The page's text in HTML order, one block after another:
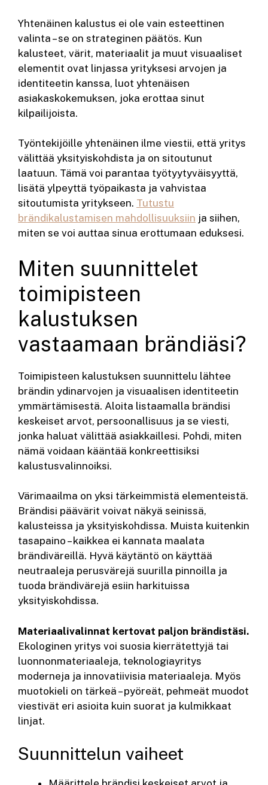
Yhtenäinen kalustus ei ole vain esteettinen
valinta – se on strateginen päätös. Kun
kalusteet, värit, materiaalit ja muut visuaaliset
elementit ovat linjassa yrityksesi arvojen ja
identiteetin kanssa, luot yhtenäisen
asiakaskokemuksen, joka erottaa sinut
kilpailijoista.
Työntekijöille yhtenäinen ilme viestii, että yritys
välittää yksityiskohdista ja on sitoutunut
laatuun. Tämä voi parantaa työtyytyväisyyttä,
lisätä ylpeyttä työpaikasta ja vahvistaa
sitoutumista yritykseen. Tutustu
brändikalustamisen mahdollisuuksiin ja siihen,
miten se voi auttaa sinua erottumaan eduksesi.
Miten suunnittelet
toimipisteen
kalustuksen
vastaamaan brändiäsi?
Toimipisteen kalustuksen suunnittelu lähtee
brändin ydinarvojen ja visuaalisen identiteetin
ymmärtämisestä. Aloita listaamalla brändisi
keskeiset arvot, persoonallisuus ja se viesti,
jonka haluat välittää asiakkaillesi. Pohdi, miten
nämä voidaan kääntää konkreettisiksi
kalustusvalinnoiksi.
Värimaailma on yksi tärkeimmistä elementeistä.
Brändisi päävärit voivat näkyä seinissä,
kalusteissa ja yksityiskohdissa. Muista kuitenkin
tasapaino – kaikkea ei kannata maalata
brändiväreillä. Hyvä käytäntö on käyttää
neutraaleja perusvärejä suurilla pinnoilla ja
tuoda brändivärejä esiin harkituissa
yksityiskohdissa.
Materiaalivalinnat kertovat paljon brändistäsi.
Ekologinen yritys voi suosia kierrätettyjä tai
luonnonmateriaaleja, teknologiayritys
moderneja ja innovatiivisia materiaaleja. Myös
muotokieli on tärkeä – pyöreät, pehmeät muodot
viestivät eri asioita kuin suorat ja kulmikkaat
linjat.
Suunnittelun vaiheet